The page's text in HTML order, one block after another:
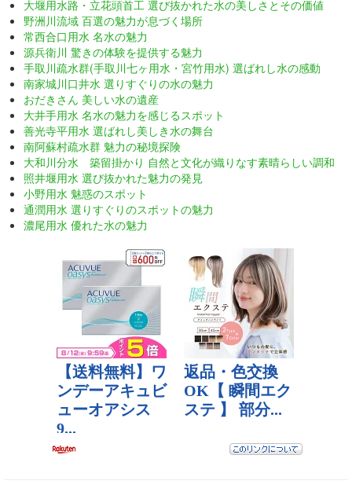
大堰用水路・立花頭首工 選び抜かれた水の美しさとその価値
野洲川流域 百選の魅力が息づく場所
常西合口用水 名水の魅力
源兵衛川 驚きの体験を提供する魅力
手取川疏水群(手取川七ヶ用水・宮竹用水) 選ばれし水の感動
南家城川口井水 選りすぐりの水の魅力
おだきさん 美しい水の遺産
大井手用水 名水の魅力を感じるスポット
善光寺平用水 選ばれし美しき水の舞台
南阿蘇村疏水群 魅力の秘境探険
大和川分水 築留掛かり 自然と文化が織りなす素晴らしい調和
照井堰用水 選び抜かれた魅力の発見
小野用水 魅惑のスポット
通潤用水 選りすぐりのスポットの魅力
濃尾用水 優れた水の魅力